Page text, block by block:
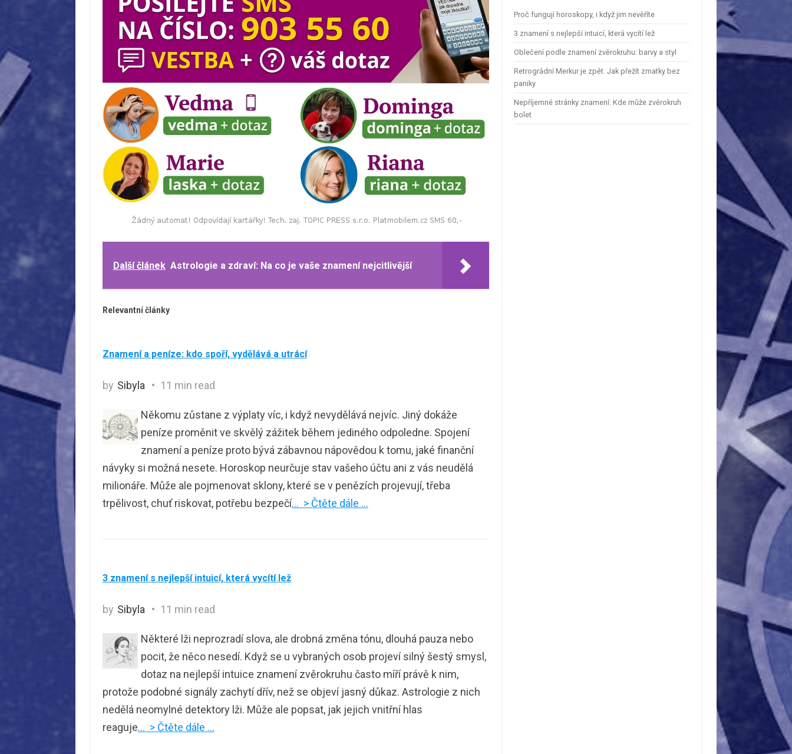
Další článek Astrologie a zdraví: Na co je vaše znamení nejcitlivější
Relevantní články
Znamení a peníze: kdo spoří, vydělává a utrácí
by Sibyla 11 min read
Někomu zůstane z výplaty víc, i když nevydělává nejvíc. Jiný dokáže
peníze proměnit ve skvělý zážitek během jediného odpoledne. Spojení
znamení a peníze proto bývá zábavnou nápovědou k tomu, jaké finanční
návyky si možná nesete. Horoskop neurčuje stav vašeho účtu ani z vás neudělá
milionáře. Může ale pojmenovat sklony, které se v penězích projevují, třeba
trpělivost, chuť riskovat, potřebu bezpečí… > Čtěte dále …
3 znamení s nejlepší intuicí, která vycítí lež
by Sibyla 11 min read
Některé lži neprozradí slova, ale drobná změna tónu, dlouhá pauza nebo
pocit, že něco nesedí. Když se u vybraných osob projeví silný šestý smysl,
dotaz na nejlepší intuice znamení zvěrokruhu často míří právě k nim,
protože podobné signály zachytí dřív, než se objeví jasný důkaz. Astrologie z nich
nedělá neomylné detektory lži. Může ale popsat, jak jejich vnitřní hlas
reaguje… > Čtěte dále …
Proč fungují horoskopy, i když jim nevěříte
3 znamení s nejlepší intuicí, která vycítí lež
Oblečení podle znamení zvěrokruhu: barvy a styl
Retrográdní Merkur je zpět: Jak přežít zmatky bez
paniky
Nepříjemné stránky znamení: Kde může zvěrokruh
bolet